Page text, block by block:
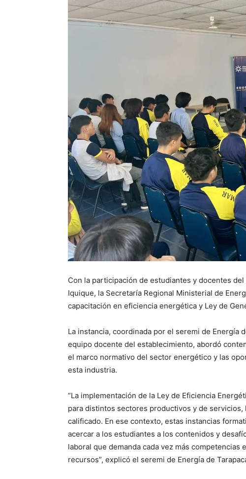
Con la participación de estudiantes y docentes
Iquique, la Secretaría Regional Ministerial de
capacitación en eficiencia energética y Ley de
La instancia, coordinada por el seremi de Energía
equipo docente del establecimiento, abordó
el marco normativo del sector energético y las
esta industria.
“La implementación de la Ley de Eficiencia
para distintos sectores productivos y de
calificado. En ese contexto, estas instancias
acercar a los estudiantes a los contenidos y
laboral que demanda cada vez más
recursos”, explicó el seremi de Energía de